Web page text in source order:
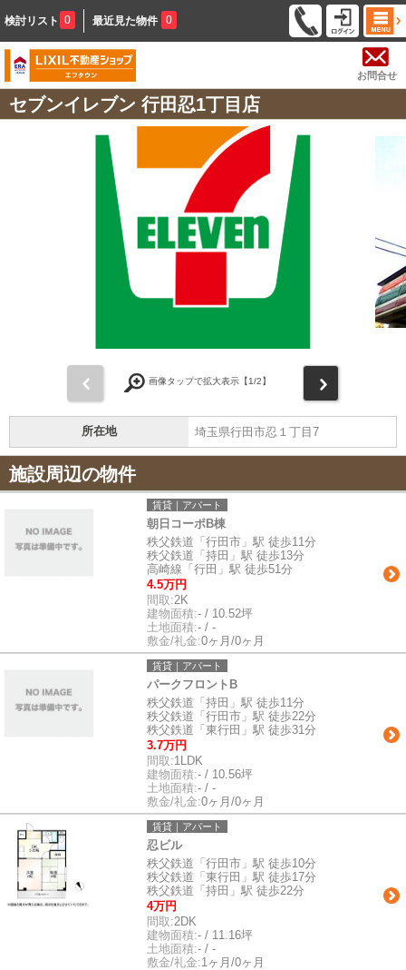
検討リスト 0 最近見た物件 0
お問合せ
セブンイレブン 行田忍1丁目店
画像タップで拡大表示【1/2】
所在地 埼玉県行田市忍１丁目7
施設周辺の物件
賃貸｜アパート
朝日コーポB棟
秩父鉄道「行田市」駅 徒歩11分
秩父鉄道「持田」駅 徒歩13分
高崎線「行田」駅 徒歩51分
4.5万円
間取:2K
建物面積:- / 10.52坪
土地面積:- / -
敷金/礼金:0ヶ月/0ヶ月
賃貸｜アパート
パークフロントB
秩父鉄道「持田」駅 徒歩11分
秩父鉄道「行田市」駅 徒歩22分
秩父鉄道「東行田」駅 徒歩31分
3.7万円
間取:1LDK
建物面積:- / 10.56坪
土地面積:- / -
敷金/礼金:0ヶ月/0ヶ月
賃貸｜アパート
忍ビル
秩父鉄道「行田市」駅 徒歩10分
秩父鉄道「東行田」駅 徒歩17分
秩父鉄道「持田」駅 徒歩22分
4万円
間取:2DK
建物面積:- / 11.16坪
土地面積:- / -
敷金/礼金:1ヶ月/0ヶ月